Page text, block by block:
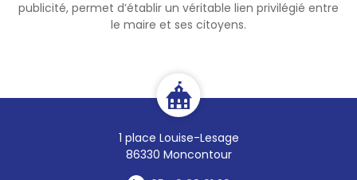
publicité, permet d’établir un véritable lien privilégié entre
le maire et ses citoyens.
1 place Louise-Lesage
86330 Moncontour